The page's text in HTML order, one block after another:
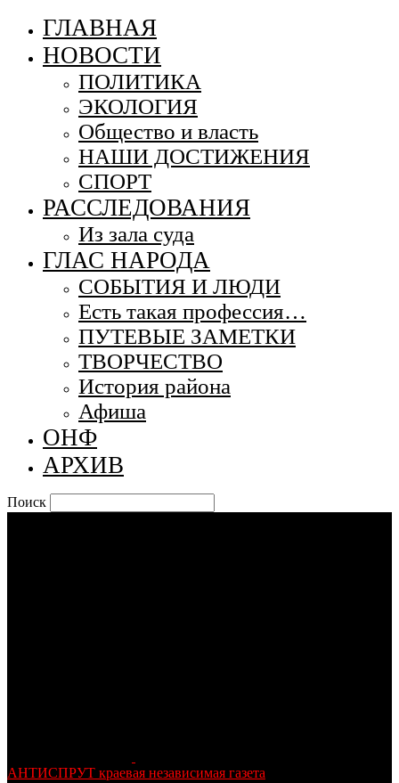
ГЛАВНАЯ
НОВОСТИ
ПОЛИТИКА
ЭКОЛОГИЯ
Общество и власть
НАШИ ДОСТИЖЕНИЯ
СПОРТ
РАССЛЕДОВАНИЯ
Из зала суда
ГЛАС НАРОДА
СОБЫТИЯ И ЛЮДИ
Есть такая профессия…
ПУТЕВЫЕ ЗАМЕТКИ
ТВОРЧЕСТВО
История района
Афиша
ОНФ
АРХИВ
Поиск
АНТИСПРУТ краевая независимая газета